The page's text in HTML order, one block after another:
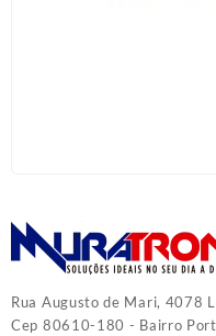
Rua Augusto de Mari, 4078
Cep 80610-180 - Bairro